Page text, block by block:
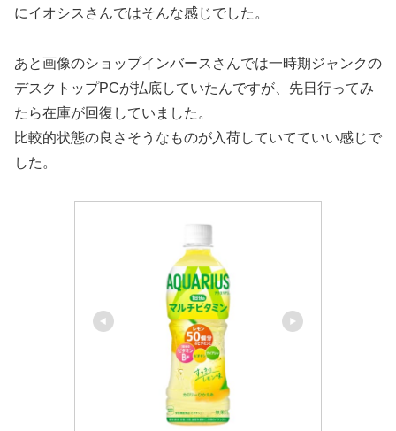
にイオシスさんではそんな感じでした。
あと画像のショップインバースさんでは一時期ジャンクの
デスクトップPCが払底していたんですが、先日行ってみ
たら在庫が回復していました。
比較的状態の良さそうなものが入荷していてていい感じで
した。